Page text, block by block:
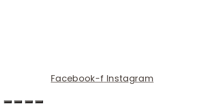
Facebook-f Instagram